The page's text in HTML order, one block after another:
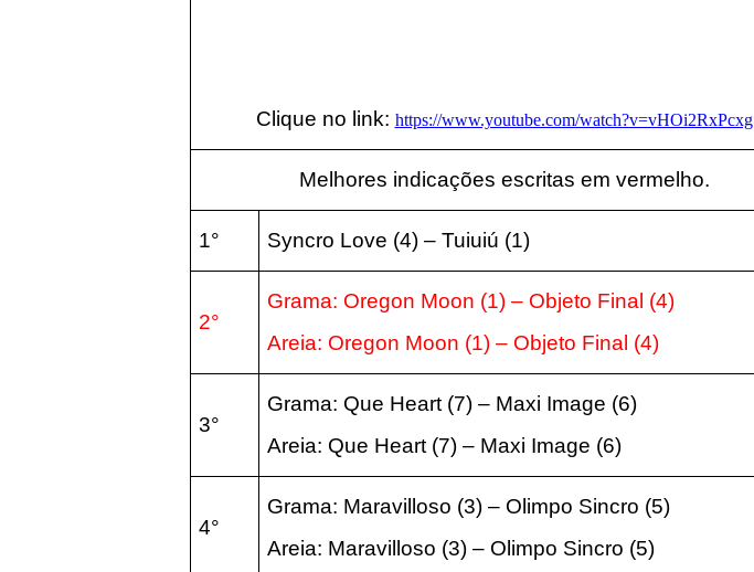
Clique no link: https://www.youtube.com/watch?v=vHOi2RxPcxg
Melhores indicações escritas em vermelho.
1° Syncro Love (4) – Tuiuiú (1)
2°
Grama: Oregon Moon (1) – Objeto Final (4)
Areia: Oregon Moon (1) – Objeto Final (4)
3°
Grama: Que Heart (7) – Maxi Image (6)
Areia: Que Heart (7) – Maxi Image (6)
4°
Grama: Maravilloso (3) – Olimpo Sincro (5)
Areia: Maravilloso (3) – Olimpo Sincro (5)